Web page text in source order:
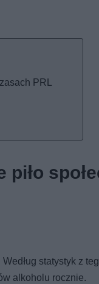
PRL
statystyk z
alkoholu rocznie.